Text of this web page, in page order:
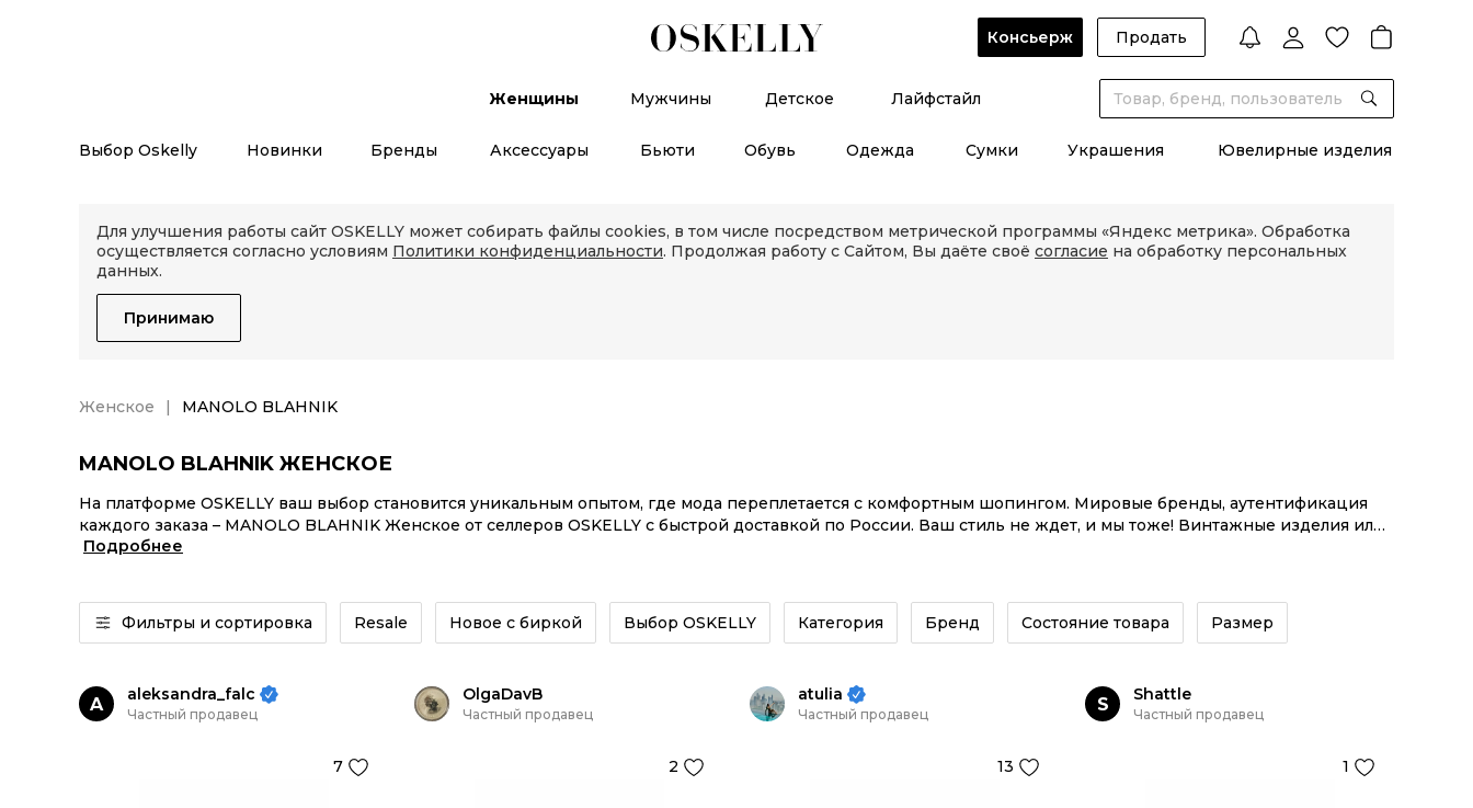
Консьерж Продать
Женщины Мужчины Детское Лайфстайл
Выбор Oskelly Новинки Бренды Аксессуары Бьюти Обувь Одежда Сумки Украшения Ювелирные изделия
Для улучшения работы сайт OSKELLY может собирать файлы cookies, в том числе посредством метрической программы «Яндекс метрика». Обработка
осуществляется согласно условиям Политики конфиденциальности. Продолжая работу с Сайтом, Вы даёте своё согласие на обработку персональных
данных.
Принимаю
Женское MANOLO BLAHNIK
MANOLO BLAHNIK ЖЕНСКОЕ
На платформе OSKELLY ваш выбор становится уникальным опытом, где мода переплетается с комфортным шопингом. Мировые бренды, аутентификация
каждого заказа – MANOLO BLAHNIK Женское от селлеров OSKELLY с быстрой доставкой по России. Ваш стиль не ждет, и мы тоже! Винтажные изделия или
MANOLO BLAHNIK Женское из новых коллекций – заказывайте на сайте или в приложении OSKELLY с целой экосистемой инструментов.
Подробнее
Фильтры и сортировка Resale Новое с биркой Выбор OSKELLY Категория Бренд Состояние товара Размер
A aleksandra_falc
Частный продавец
7
OlgaDavB
Частный продавец
2
atulia
Частный продавец
13
S Shattle
Частный продавец
1